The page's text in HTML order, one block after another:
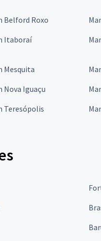
Belford Roxo
Itaboraí
Mesquita
Nova Iguaçu
Teresópolis